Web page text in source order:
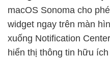
macOS Sonoma cho
widget ngay trên màn
xuống Notification
hiển thị thông tin hữu